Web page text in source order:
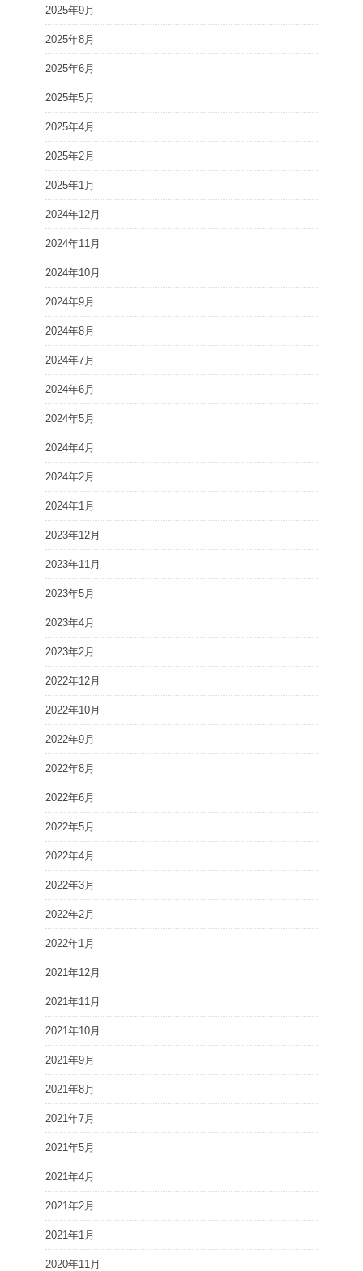
2025年9月
2025年8月
2025年6月
2025年5月
2025年4月
2025年2月
2025年1月
2024年12月
2024年11月
2024年10月
2024年9月
2024年8月
2024年7月
2024年6月
2024年5月
2024年4月
2024年2月
2024年1月
2023年12月
2023年11月
2023年5月
2023年4月
2023年2月
2022年12月
2022年10月
2022年9月
2022年8月
2022年6月
2022年5月
2022年4月
2022年3月
2022年2月
2022年1月
2021年12月
2021年11月
2021年10月
2021年9月
2021年8月
2021年7月
2021年5月
2021年4月
2021年2月
2021年1月
2020年11月